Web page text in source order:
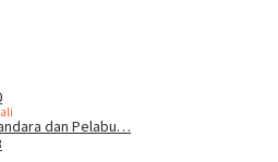
dan Pelabu…